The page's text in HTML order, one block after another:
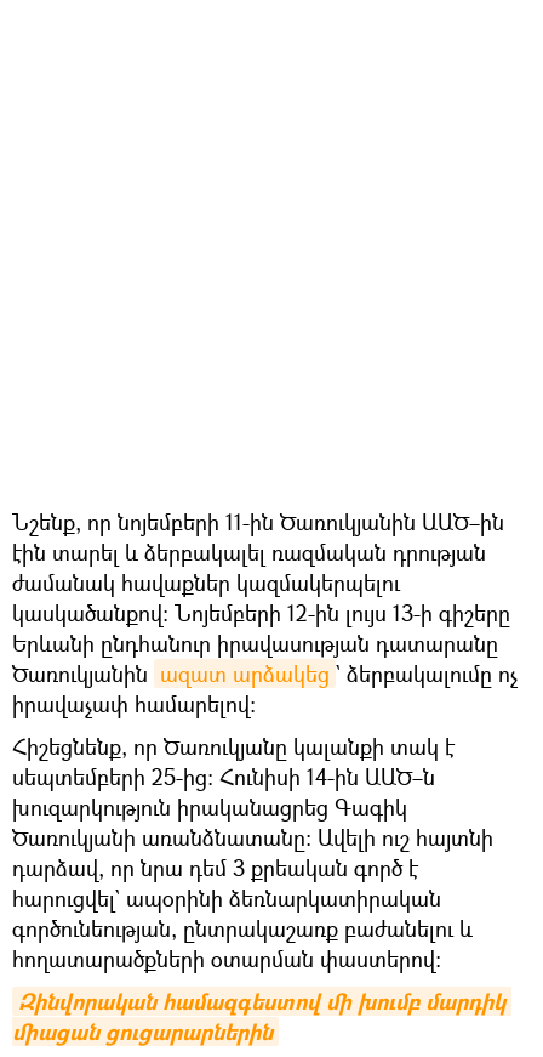
Նշենք, որ նոյեմբերի 11-ին Ծառուկյանին ԱԱԾ–ին
էին տարել և ձերբակալել ռազմական դրության
ժամանակ հավաքներ կազմակերպելու
կասկածանքով։ Նոյեմբերի 12-ին լույս 13-ի գիշերը
Երևանի ընդհանուր իրավասության դատարանը
Ծառուկյանին ազատ արձակեց ` ձերբակալումը ոչ
իրավաչափ համարելով։
Հիշեցնենք, որ Ծառուկյանը կալանքի տակ է
սեպտեմբերի 25-ից։ Հունիսի 14-ին ԱԱԾ–ն
խուզարկություն իրականացրեց Գագիկ
Ծառուկյանի առանձնատանը: Ավելի ուշ հայտնի
դարձավ, որ նրա դեմ 3 քրեական գործ է
հարուցվել` ապօրինի ձեռնարկատիրական
գործունեության, ընտրակաշառք բաժանելու և
հողատարածքների օտարման փաստերով։
Զինվորական համազգեստով մի խումբ մարդիկ
միացան ցուցարարներին